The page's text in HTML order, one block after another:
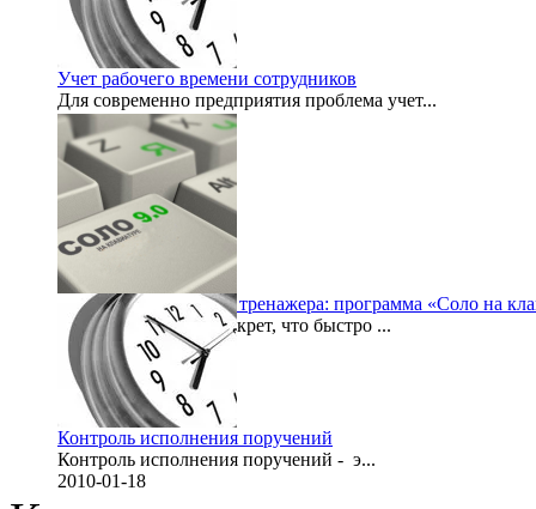
Учет рабочего времени сотрудников
Для современно предприятия проблема учет...
2012-08-25
Обзор клавиатурного тренажера: программа «Соло на
Ни для кого уже не секрет, что быстро ...
2011-12-24
Контроль исполнения поручений
Контроль исполнения поручений - э...
2010-01-18